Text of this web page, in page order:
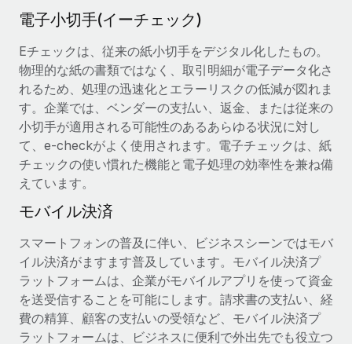
福利厚生
詳細を見る
ブログ
Remoteの製品アップデート：GustoとXeroの統合お
よびContractor Management Plus（契約社員管理
プラス）
Remoteの使命は、世界のどこにいても、あらゆる規模の企業が
業務に最適な人材を採用し、管理し、給与を支給できるようにす
ることです。この数週間で、新しい統合、機能、改良点をリリー
スしました。...
詳細を見る
給与詐欺：種類、事例、ビジネスを守る方法
給与, 賃金は詐欺の特に魅力的な標的です。多額の資金がシステ
ム間で頻繁に移動しているためです。このため、自社のビジネス
を保護することは極めて重要です。...
電子小切手(イーチェック)
Eチェックは、従来の紙小切手をデジタル化したもの。
物理的な紙の書類ではなく、取引明細が電子データ化さ
れるため、処理の迅速化とエラーリスクの低減が図れま
す。企業では、ベンダーの支払い、返金、または従来の
小切手が適用される可能性のあるあらゆる状況に対し
て、e-checkがよく使用されます。電子チェックは、紙
チェックの使い慣れた機能と電子処理の効率性を兼ね備
えています。
モバイル決済
スマートフォンの普及に伴い、ビジネスシーンではモバ
イル決済がますます普及しています。モバイル決済プ
ラットフォームは、企業がモバイルアプリを使って資金
を送受信することを可能にします。請求書の支払い、経
費の精算、顧客の支払いの受領など、モバイル決済プ
ラットフォームは、ビジネスに便利で外出先でも役立つ